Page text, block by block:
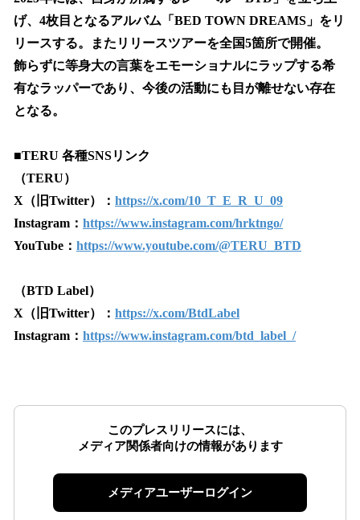
げ、4枚目となるアルバム「BED TOWN DREAMS」をリ
リースする。またリリースツアーを全国5箇所で開催。
飾らずに等身大の言葉をエモーショナルにラップする希
有なラッパーであり、今後の活動にも目が離せない存在
となる。
■TERU 各種SNSリンク
（TERU）
X（旧Twitter）： https://x.com/10_T_E_R_U_09
Instagram： https://www.instagram.com/hrktngo/
YouTube： https://www.youtube.com/@TERU_BTD
（BTD Label）
X（旧Twitter）： https://x.com/BtdLabel
Instagram： https://www.instagram.com/btd_label_/
このプレスリリースには、
メディア関係者向けの情報があります
メディアユーザーログイン